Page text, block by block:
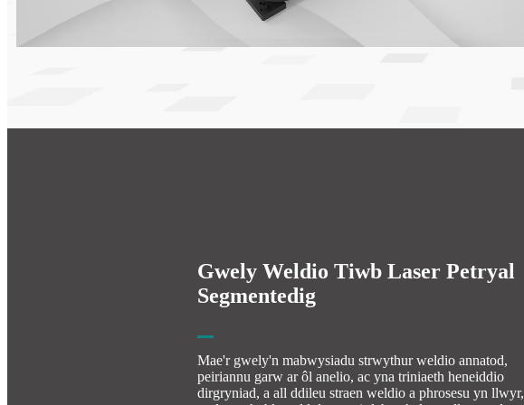
Gwely Weldio Tiwb Laser Petryal
Segmentedig
Mae'r gwely'n mabwysiadu strwythur weldio annatod,
peiriannu garw ar ôl anelio, ac yna triniaeth heneiddio
dirgryniad, a all ddileu straen weldio a phrosesu yn llwyr,